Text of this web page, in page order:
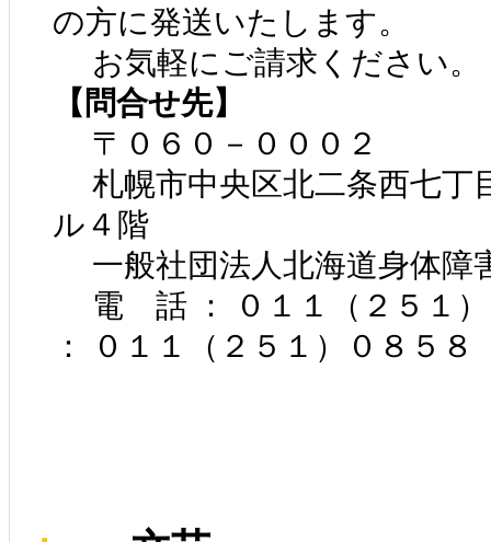
の方に発送いたします。
お気軽にご請求ください。
【問合せ先】
〒０６０－０００２
札幌市中央区北二条西七丁
ル４階
一般社団法人北海道身体障
電 話 ： ０１１（２５１
： ０１１（２５１）０８５８